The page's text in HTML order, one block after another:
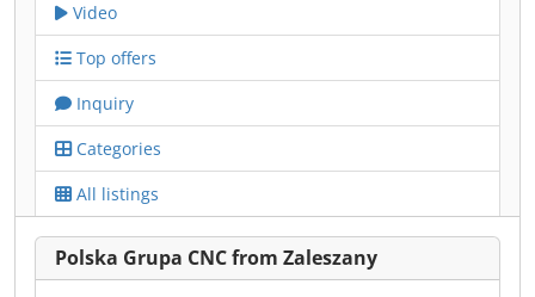
Video
Top offers
Inquiry
Categories
All listings
Polska Grupa CNC from Zaleszany